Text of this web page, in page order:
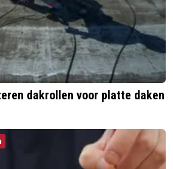
dakrollen voor platte daken